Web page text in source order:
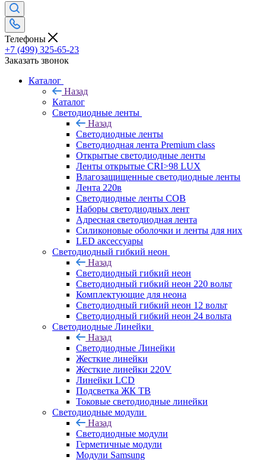
Телефоны
+7 (499) 325-65-23
Заказать звонок
Каталог
Назад
Каталог
Светодиодные ленты
Назад
Светодиодные ленты
Светодиодная лента Premium class
Открытые светодиодные ленты
Ленты открытые CRI>98 LUX
Влагозащищенные светодиодные ленты
Лента 220в
Светодиодные ленты COB
Наборы светодиодных лент
Адресная светодиодная лента
Силиконовые оболочки и ленты для них
LED аксессуары
Светодиодный гибкий неон
Назад
Светодиодный гибкий неон
Светодиодный гибкий неон 220 вольт
Комплектующие для неона
Светодиодный гибкий неон 12 вольт
Светодиодный гибкий неон 24 вольта
Светодиодные Линейки
Назад
Светодиодные Линейки
Жесткие линейки
Жесткие линейки 220V
Линейки LCD
Подсветка ЖК ТВ
Токовые светодиодные линейки
Светодиодные модули
Назад
Светодиодные модули
Герметичные модули
Модули Samsung